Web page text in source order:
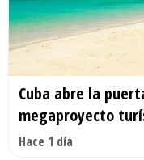
Cuba abre la
megaproyecto
Hace 1 día